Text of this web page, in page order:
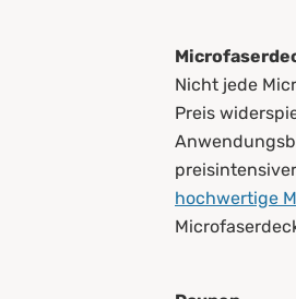
Nicht jede
Preis
hochwertige